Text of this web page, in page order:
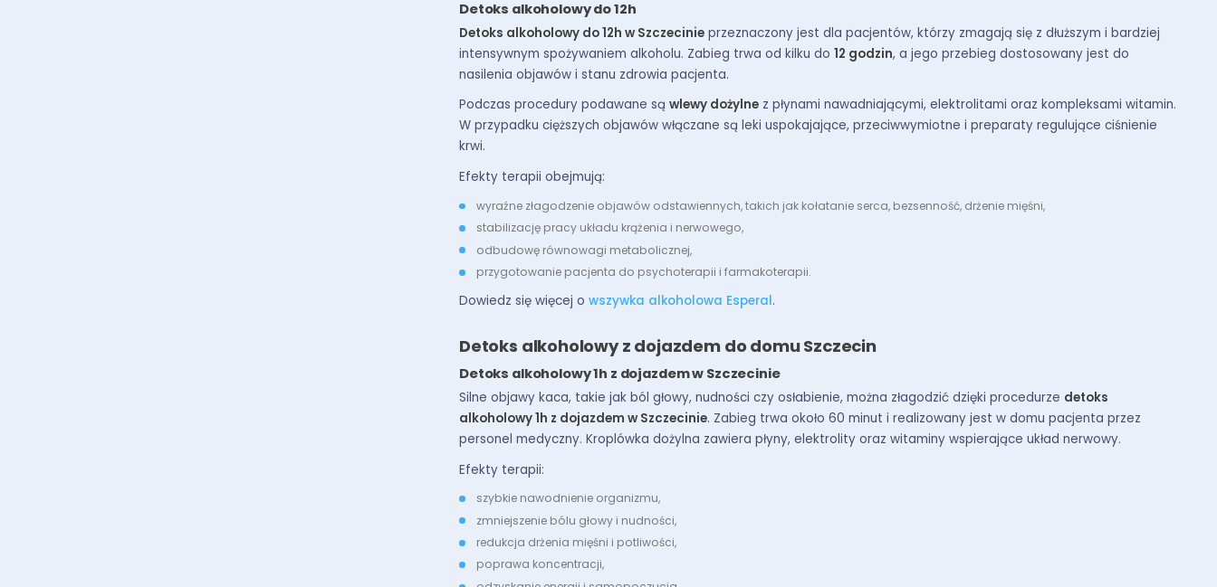
Detoks alkoholowy do 12h
Detoks alkoholowy do 12h w Szczecinie przeznaczony jest dla pacjentów, którzy zmagają się z dłuższym i bardziej
intensywnym spożywaniem alkoholu. Zabieg trwa od kilku do 12 godzin, a jego przebieg dostosowany jest do
nasilenia objawów i stanu zdrowia pacjenta.
Podczas procedury podawane są wlewy dożylne z płynami nawadniającymi, elektrolitami oraz kompleksami witamin.
W przypadku cięższych objawów włączane są leki uspokajające, przeciwwymiotne i preparaty regulujące ciśnienie
krwi.
Efekty terapii obejmują:
wyraźne złagodzenie objawów odstawiennych, takich jak kołatanie serca, bezsenność, drżenie mięśni,
stabilizację pracy układu krążenia i nerwowego,
odbudowę równowagi metabolicznej,
przygotowanie pacjenta do psychoterapii i farmakoterapii.
Dowiedz się więcej o wszywka alkoholowa Esperal.
Detoks alkoholowy z dojazdem do domu Szczecin
Detoks alkoholowy 1h z dojazdem w Szczecinie
Silne objawy kaca, takie jak ból głowy, nudności czy osłabienie, można złagodzić dzięki procedurze detoks
alkoholowy 1h z dojazdem w Szczecinie. Zabieg trwa około 60 minut i realizowany jest w domu pacjenta przez
personel medyczny. Kroplówka dożylna zawiera płyny, elektrolity oraz witaminy wspierające układ nerwowy.
Efekty terapii:
szybkie nawodnienie organizmu,
zmniejszenie bólu głowy i nudności,
redukcja drżenia mięśni i potliwości,
poprawa koncentracji,